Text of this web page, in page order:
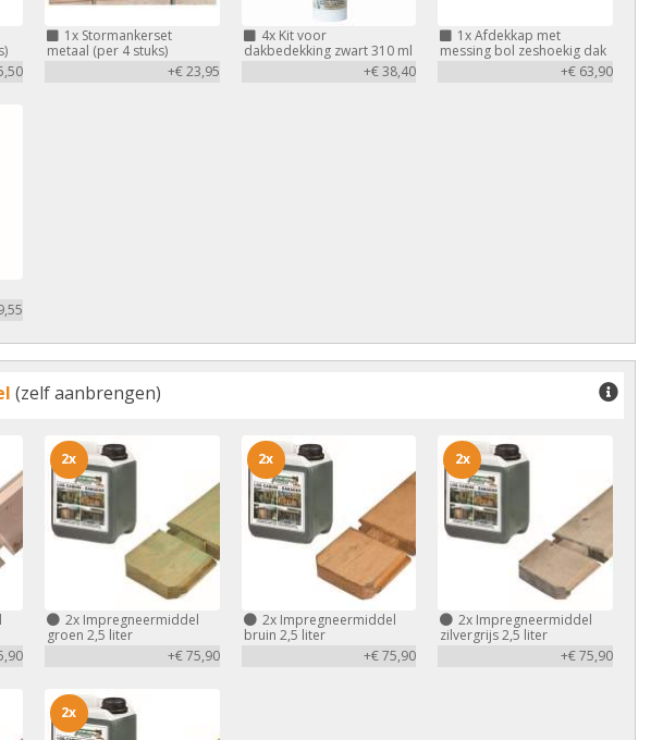
1xStormankerset
metaal (per 4 stuks)
+€ 23,95
4xKit voor
dakbedekking zwart 310 ml
+€ 38,40
1xAfdekkap met
messing bol zeshoekig dak
+€ 63,90
(zelf aanbrengen)
2xImpregneermiddel
groen 2,5 liter
+€ 75,90
2x
2xImpregneermiddel
bruin 2,5 liter
+€ 75,90
2x
2x Impregneermiddel
zilvergrijs 2,5 liter
+€ 75,90
2x
2x